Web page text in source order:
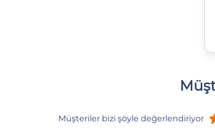
Müşteriler bizi şöyle değerlendiriyor